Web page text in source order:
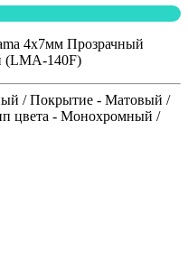
/ Покрытие - Матовый /
цвета - Монохромный /